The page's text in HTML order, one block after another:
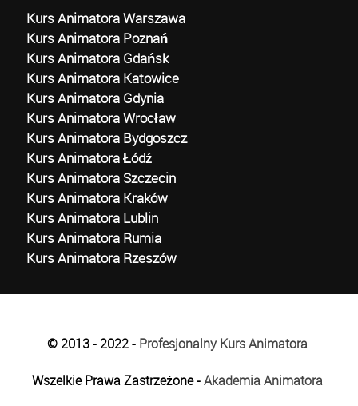
Kurs Animatora Warszawa
Kurs Animatora Poznań
Kurs Animatora Gdańsk
Kurs Animatora Katowice
Kurs Animatora Gdynia
Kurs Animatora Wrocław
Kurs Animatora Bydgoszcz
Kurs Animatora Łódź
Kurs Animatora Szczecin
Kurs Animatora Kraków
Kurs Animatora Lublin
Kurs Animatora Rumia
Kurs Animatora Rzeszów
© 2013 - 2022 - Profesjonalny Kurs Animatora
Wszelkie Prawa Zastrzeżone -Akademia Animatora